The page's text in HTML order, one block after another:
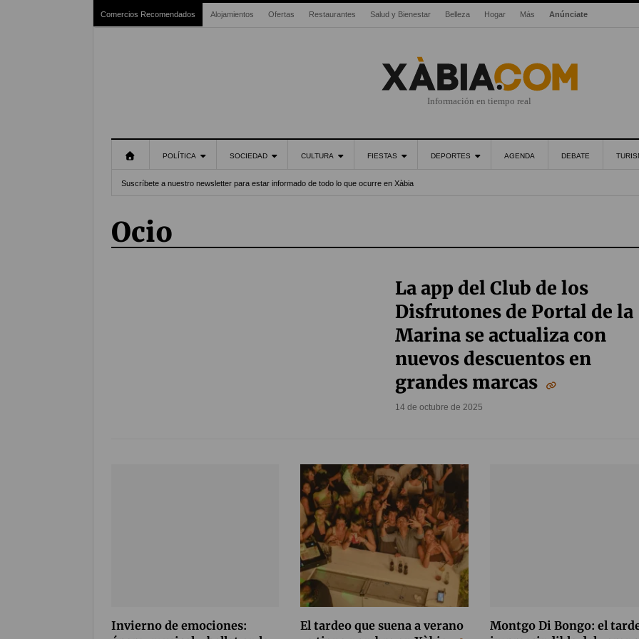
Comercios Recomendados Alojamientos Ofertas Restaurantes Salud y Bienestar Belleza Hogar Más Anúnciate
Información en tiempo real
POLÍTICA SOCIEDAD CULTURA FIESTAS DEPORTES AGENDA DEBATE
Suscríbete a nuestro newsletter para estar informado de todo lo que ocurre en Xàbia
Ocio
La app del Club de los
Disfrutones de Portal de la
Marina se actualiza con
nuevos descuentos en
grandes marcas
14 de octubre de 2025
Invierno de emociones:
El tardeo que suena a verano
Montgo Di Bongo: el